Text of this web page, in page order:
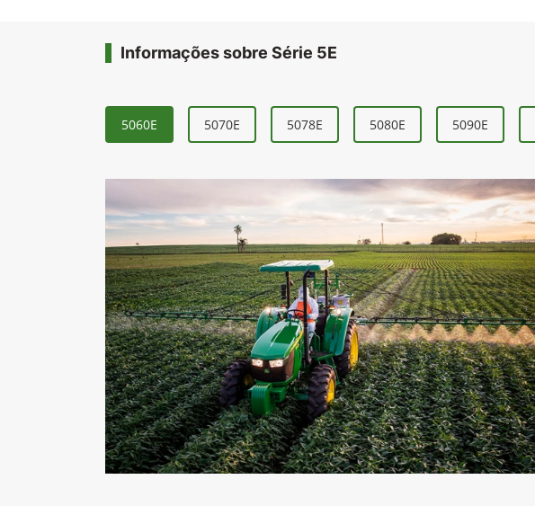
Informações sobre Série 5E
5060E 5070E 5078E 5080E 5090E